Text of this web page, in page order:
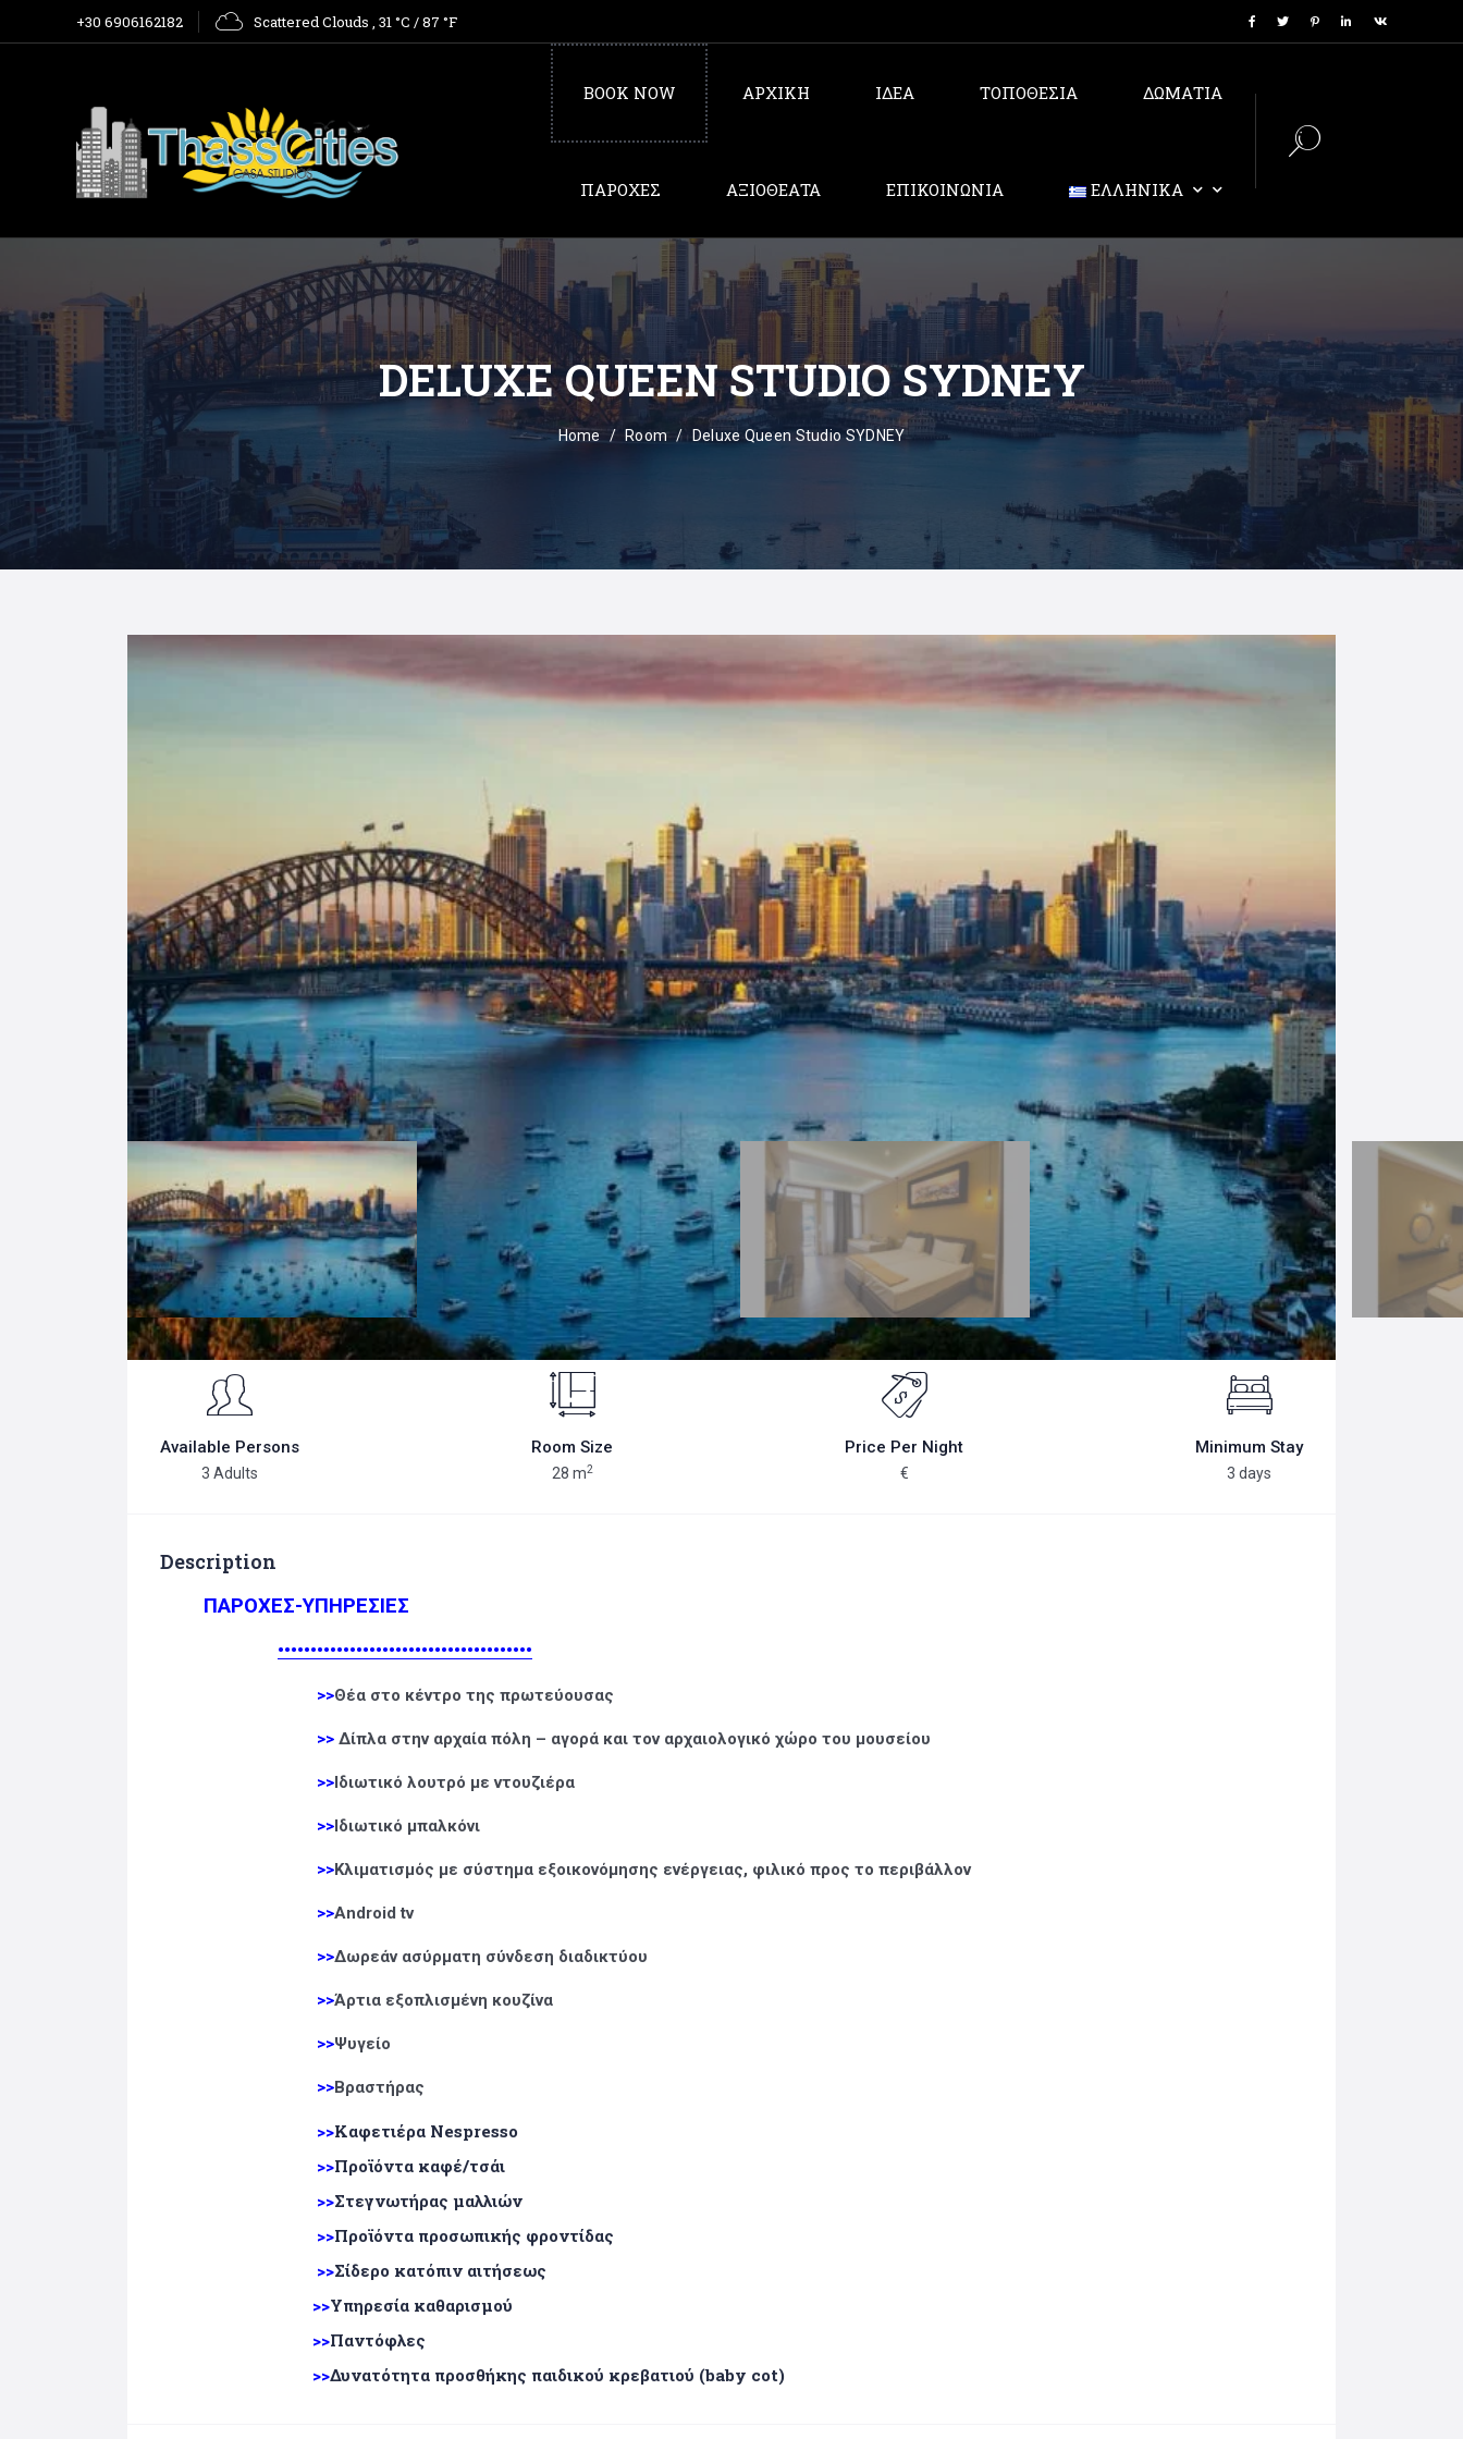
+30 6906162182 Scattered Clouds 31 °C / 87 °F
BOOK NOW ΑΡΧΙΚΗ ΙΔΕΑ ΤΟΠΟΘΕΣΙΑ ΔΩΜΑΤΙΑ
ΠΑΡΟΧΕΣ AΞΙΟΘΕΑΤΑ ΕΠΙΚΟΙΝΩΝΙΑ ΕΛΛΗΝΙΚΆ
DELUXE QUEEN STUDIO SYDNEY
Home Room Deluxe Queen Studio SYDNEY
Available Persons
3 Adults
Room Size
28 m2
Price Per Night
€
Minimum Stay
3 days
Description
ΠΑΡΟΧΕΣ-ΥΠΗΡΕΣΙΕΣ
•••••••••••••••••••••••••••••••••••••••
>>Θέα στο κέντρο της πρωτεύουσας
>> Δίπλα στην αρχαία πόλη – αγορά και τον αρχαιολογικό χώρο του μουσείου
>> Ιδιωτικό λουτρό με ντουζιέρα
>> Ιδιωτικό μπαλκόνι
>>Κλιματισμός με σύστημα εξοικονόμησης ενέργειας, φιλικό προς το περιβάλλον
>>Android tv
>>Δωρεάν ασύρματη σύνδεση διαδικτύου
>>Άρτια εξοπλισμένη κουζίνα
>>Ψυγείο
>>Βραστήρας
>>Καφετιέρα Nespresso
>>Προϊόντα καφέ/τσάι
>>Στεγνωτήρας μαλλιών
>>Προϊόντα προσωπικής φροντίδας
>>Σίδερο κατόπιν αιτήσεως
>>Υπηρεσία καθαρισμού
>>Παντόφλες
>>Δυνατότητα προσθήκης παιδικού κρεβατιού (baby cot)